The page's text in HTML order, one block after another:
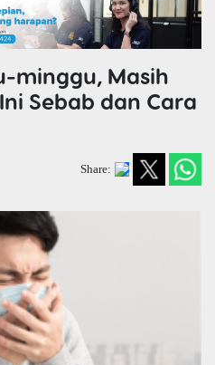
minggu, Masih
Sebab dan Cara
Share: